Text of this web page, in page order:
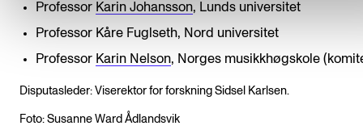
Professor Karin Johansson, Lunds universitet
Professor Kåre Fuglseth, Nord universitet
Professor Karin Nelson, Norges musikkhøgskole
Disputasleder: Viserektor for forskning Sidsel Karlsen.
Foto: Susanne Ward Ådlandsvik